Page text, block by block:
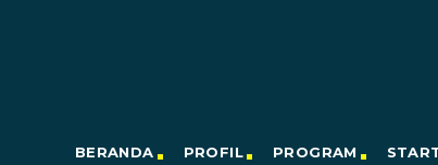
BERANDA PROFIL PROGRAM